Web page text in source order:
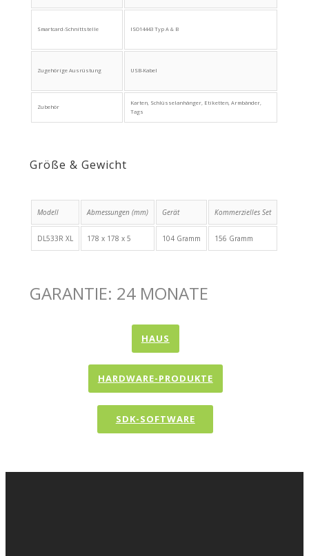
Smartcard-Schnittstelle ISO14443 Typ A & B
Zugehörige Ausrüstung USB-Kabel
Zubehör
Karten, Schlüsselanhänger, Etiketten, Armbänder,
Tags
Größe & Gewicht
Modell Abmessungen (mm) Gerät Kommerzielles Set
DL533R XL 178 x 178 x 5 104 Gramm 156 Gramm
GARANTIE: 24 MONATE
HAUS
HARDWARE-PRODUKTE
SDK-SOFTWARE